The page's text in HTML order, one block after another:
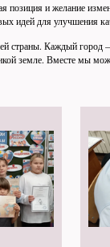
позиция и желание
идей для улучшения
страны. Каждый город
земле. Вместе мы